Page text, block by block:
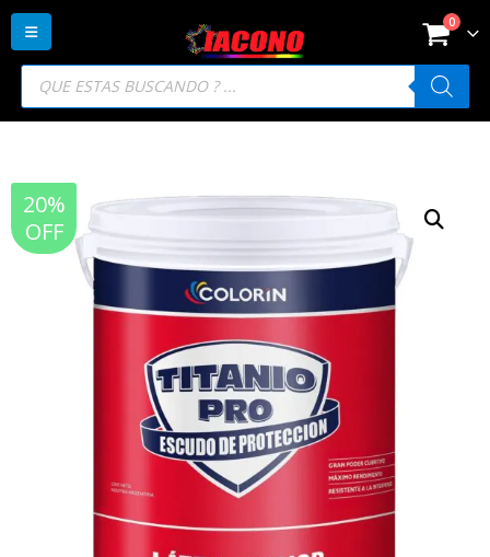
Búsqueda
productos
0
20%
OFF